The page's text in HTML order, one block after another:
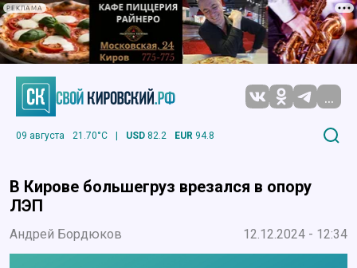
РЕКЛАМА
...
09 августа 21.70°C | USD 82.2 EUR 94.8
В Кирове большегруз врезался в опору
ЛЭП
Андрей Бордюков 12.12.2024 - 12:34